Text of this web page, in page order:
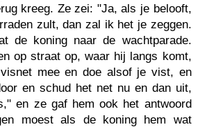
kreeg. Ze zei: "Ja, als je belooft,
zult, dan zal ik het je zeggen.
de koning naar de wachtparade.
op straat op, waar hij langs komt,
mee en doe alsof je vist, en
en schud het net nu en dan uit,
en ze gaf hem ook het antwoord
moest als de koning hem wat